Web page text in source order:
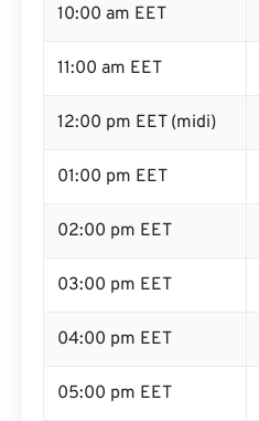
10:00 am EET
11:00 am EET
12:00 pm EET (midi)
01:00 pm EET
02:00 pm EET
03:00 pm EET
04:00 pm EET
05:00 pm EET